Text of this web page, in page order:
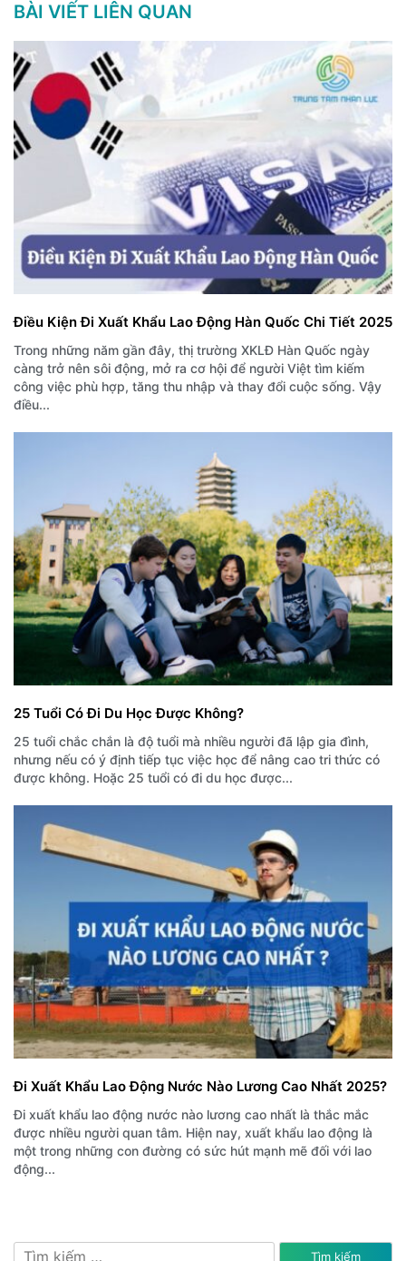
Tìm
BÀI VIẾT LIÊN QUAN
Điều Kiện Đi Xuất Khẩu Lao Động Hàn Quốc Chi Tiết 2025
Trong những năm gần đây, thị trường XKLĐ Hàn Quốc ngày
càng trở nên sôi động, mở ra cơ hội để người Việt tìm kiếm
công việc phù hợp, tăng thu nhập và thay đổi cuộc sống. Vậy
điều...
25 Tuổi Có Đi Du Học Được Không?
25 tuổi chắc chắn là độ tuổi mà nhiều người đã lập gia đình,
nhưng nếu có ý định tiếp tục việc học để nâng cao tri thức có
được không. Hoặc 25 tuổi có đi du học được...
Đi Xuất Khẩu Lao Động Nước Nào Lương Cao Nhất 2025?
Đi xuất khẩu lao động nước nào lương cao nhất là thắc mắc
được nhiều người quan tâm. Hiện nay, xuất khẩu lao động là
một trong những con đường có sức hút mạnh mẽ đối với lao
động...